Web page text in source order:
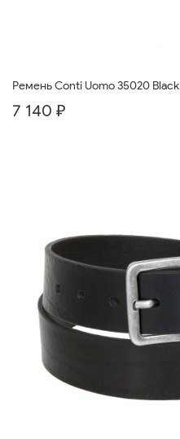
Ремень Conti Uomo 35020 Black
7 140 ₽